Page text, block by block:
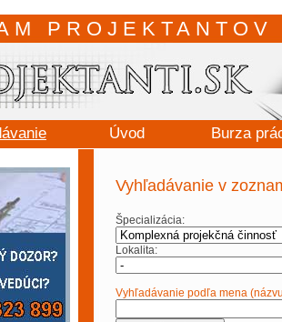
Úvod Burza
Vyhľadávanie v
Špecializácia:
Lokalita:
Vyhľadávanie podľa mena